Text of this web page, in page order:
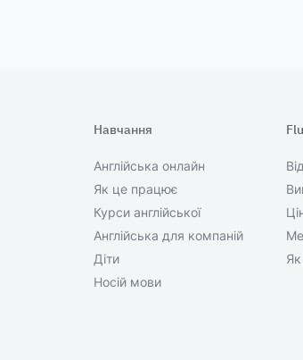
Навчання
Англійська онлайн
Як це працює
Курси англійської
Англійська для компаній
Діти
Носій мови